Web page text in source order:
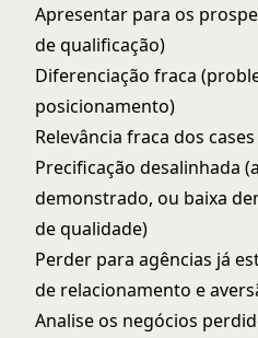
Apresentar para os
de qualificação)
Diferenciação fraca
posicionamento)
Relevância fraca dos
Precificação desalinhada
demonstrado, ou baixa
de qualidade)
Perder para agências já
de relacionamento e
Analise os negócios